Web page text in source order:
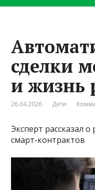
сделки
и жизнь
26.04.2026 Дети
Эксперт рассказал
смарт-контрактов